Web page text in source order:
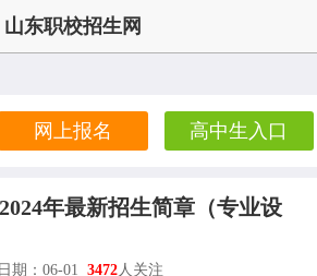
山东职校招生网
网上报名 高中生入口
年最新招生简章（专业设
期：06-01 3472人关注